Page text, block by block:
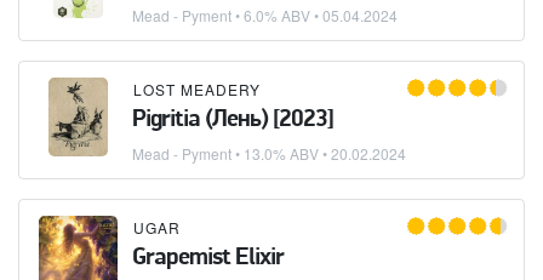
Mead - Pyment• 6.0% ABV •05.04.2024
LOST MEADERY
Pigritia (Лень) [2023]
Mead - Pyment• 13.0% ABV •20.02.2024
UGAR
Grapemist Elixir